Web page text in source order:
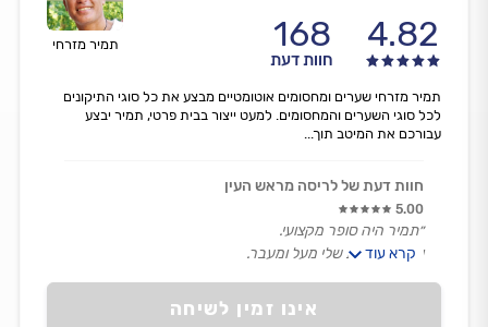
תמיר מזרחי 4.82
168
חוות דעת
אינו זמין לשיחה
תמיר מזרחי שערים ומחסומים אוטומטיים מבצע את כל סוגי התיקונים
לכל סוגי השערים והמחסומים. למעט ייצור בבית פרטי, תמיר יבצע
עבורכם את המיטב תוך...
חוות דעת של לריסה מראש העין
5.00
״תמיר היה סופר מקצועי.
ועמד בציפיות שלי מעל ומעבר.
קרא עוד